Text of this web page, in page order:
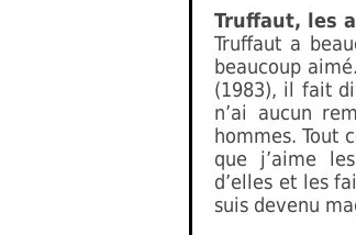
Truffaut, les
Truffaut a
beaucoup
(1983), il fait
n’ai aucun
hommes. Tout
que j’aime
d’elles et les
suis devenu